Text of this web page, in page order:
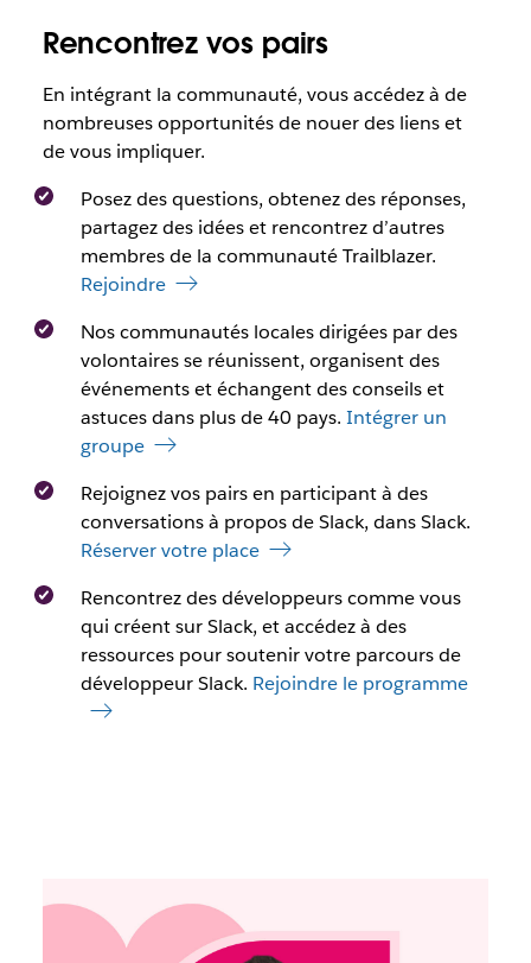
Rencontrez vos pairs
En intégrant la communauté, vous accédez à de
nombreuses opportunités de nouer des liens et
de vous impliquer.
Posez des questions, obtenez des réponses,
partagez des idées et rencontrez d’autres
membres de la communauté Trailblazer.
Rejoindre
Nos communautés locales dirigées par des
volontaires se réunissent, organisent des
événements et échangent des conseils et
astuces dans plus de 40 pays. Intégrer un
groupe
Rejoignez vos pairs en participant à des
conversations à propos de Slack, dans Slack.
Réserver votre place
Rencontrez des développeurs comme vous
qui créent sur Slack, et accédez à des
ressources pour soutenir votre parcours de
développeur Slack. Rejoindre le programme